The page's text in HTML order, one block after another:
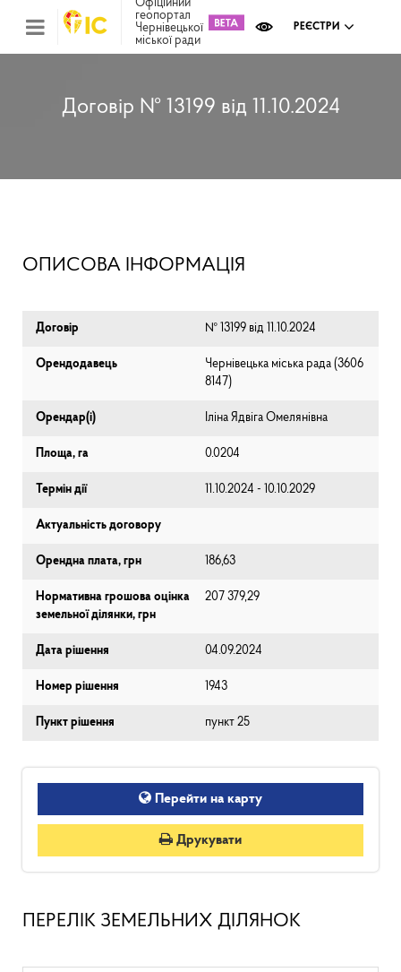
Офіційний
геопортал
Чернівецької
міської ради
РЕЄСТРИ
Договір № 13199 від 11.10.2024
ОПИСОВА ІНФОРМАЦІЯ
Договір № 13199 від 11.10.2024
Орендодавець
Чернівецька міська рада (⁨3606
8147⁩)
Орендар(і) Іліна Ядвіга Омелянівна
Площа, га 0.0204
Термін дії 11.10.2024 - 10.10.2029
Актуальність договору
Орендна плата, грн 186,63
Нормативна грошова оцінка
земельної ділянки, грн
207 379,29
Дата рішення 04.09.2024
Номер рішення 1943
Пункт рішення пункт 25
Перейти на карту
Друкувати
ПЕРЕЛІК ЗЕМЕЛЬНИХ ДІЛЯНОК